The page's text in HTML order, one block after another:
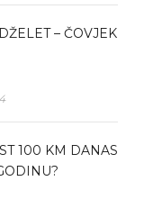
– ČOVJEK
100 KM DANAS